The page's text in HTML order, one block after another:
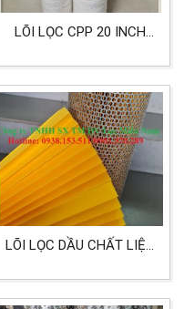
LÕI LỌC CPP 20 INCH
DẦU NHỚT
LÕI LỌC DẦU CHẤT LIỆU
CHO LỌC HƠI DẦU
CÔNG NGHIỆP